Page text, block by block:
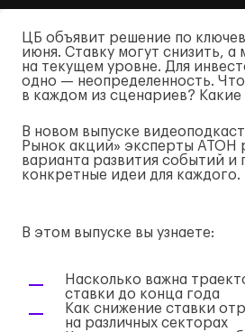
ЦБ объявит решение по
июня. Ставку могут снизить, а
на текущем уровне. Для
одно — неопределенность. Что
в каждом из сценариев?
В новом выпуске
Рынок акций» эксперты АТОН
варианта развития событий и
конкретные идеи для каждого.
В этом выпуске вы узнаете:
Насколько важна
ставки до конца года
Как снижение ставки
на различных секторах